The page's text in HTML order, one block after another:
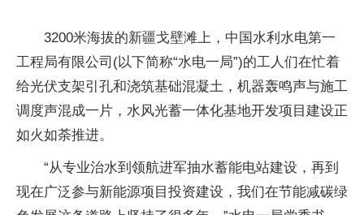
3200米海拔的新疆戈壁滩上，中国水利水电第一
工程局有限公司(以下简称“水电一局”)的工人们在忙着
给光伏支架引孔和浇筑基础混凝土，机器轰鸣声与施工
调度声混成一片，水风光蓄一体化基地开发项目建设正
如火如荼推进。
“从专业治水到领航进军抽水蓄能电站建设，再到
现在广泛参与新能源项目投资建设，我们在节能减碳绿